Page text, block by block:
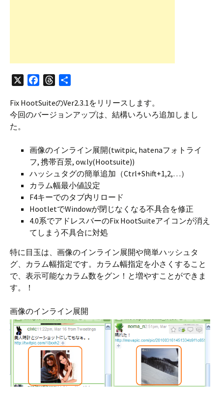
c
e
o
k
r
e
s
Fix HootSuiteのVer2.3.1をリリースします。
今回のバージョンアップは、結構いろいろ追加しまし
た。
画像のインライン展開(twitpic, hatenaフォトライ
フ, 携帯百景, ow.ly(Hootsuite))
ハッシュタグの簡単追加（Ctrl+Shift+1,2,…）
カラム幅最小値設定
F4キーでのタブ内リロード
HootletでWindowが閉じなくなる不具合を修正
4.0系でアドレスバーのFix HootSuiteアイコンが消え
てしまう不具合に対処
特に目玉は、画像のインライン展開や簡単ハッシュタ
グ、カラム幅指定です。カラム幅指定を小さくすること
で、表示可能なカラム数をグン！と増やすことができま
す。！
画像のインライン展開